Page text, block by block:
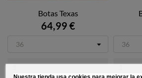
Botas Texas
64,99 €